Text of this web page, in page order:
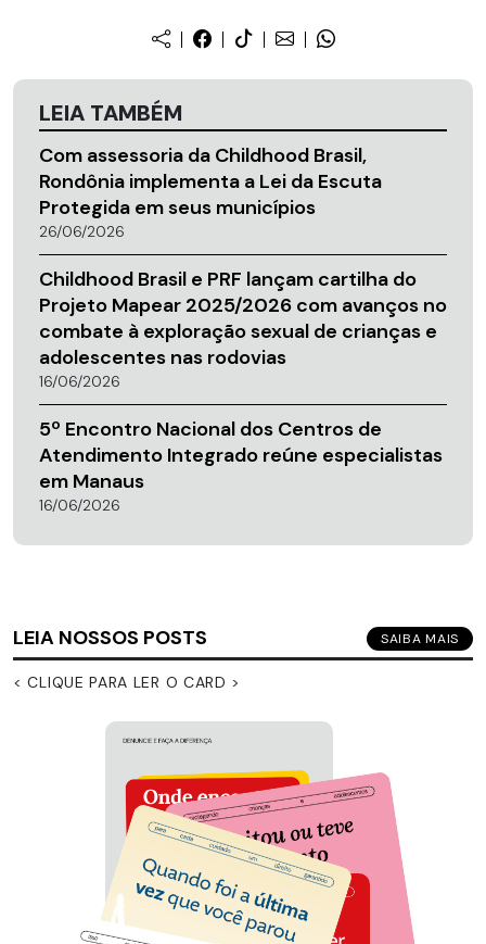
LEIA TAMBÉM
Com assessoria da Childhood Brasil,
Rondônia implementa a Lei da Escuta
Protegida em seus municípios
26/06/2026
Childhood Brasil e PRF lançam cartilha do
Projeto Mapear 2025/2026 com avanços no
combate à exploração sexual de crianças e
adolescentes nas rodovias
16/06/2026
5º Encontro Nacional dos Centros de
Atendimento Integrado reúne especialistas
em Manaus
16/06/2026
LEIA NOSSOS POSTS SAIBA MAIS
< CLIQUE PARA LER O CARD >